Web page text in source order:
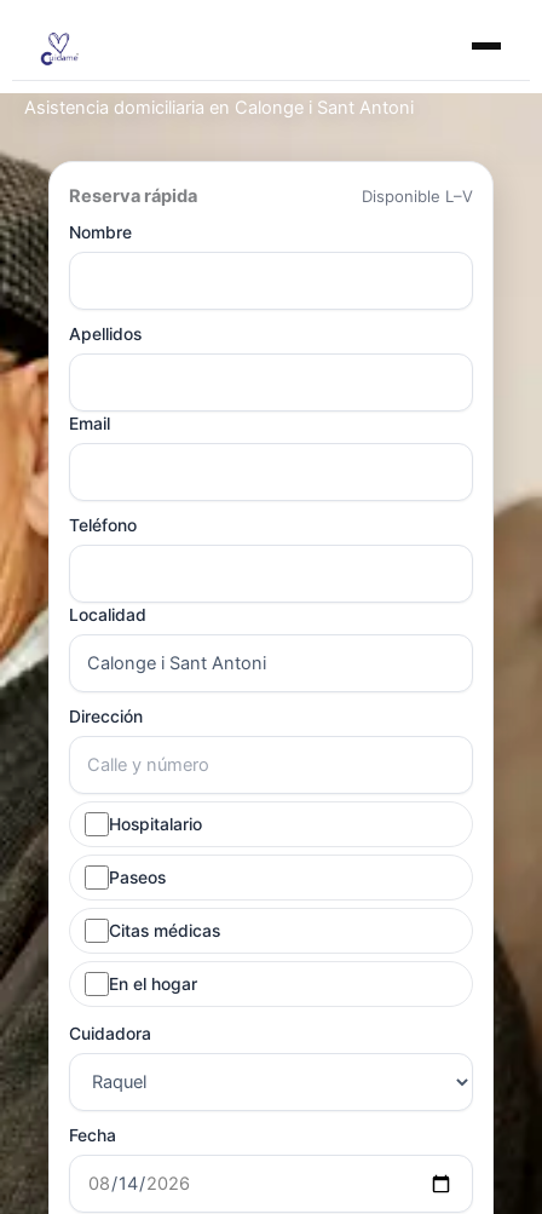
contenido
Asistencia domiciliaria en Calonge i Sant Antoni
Reserva rápida
Disponible L–V
Nombre
Apellidos
Email
Teléfono
Localidad
Dirección
Hospitalario
Paseos
Citas médicas
En el hogar
Cuidadora
Fecha